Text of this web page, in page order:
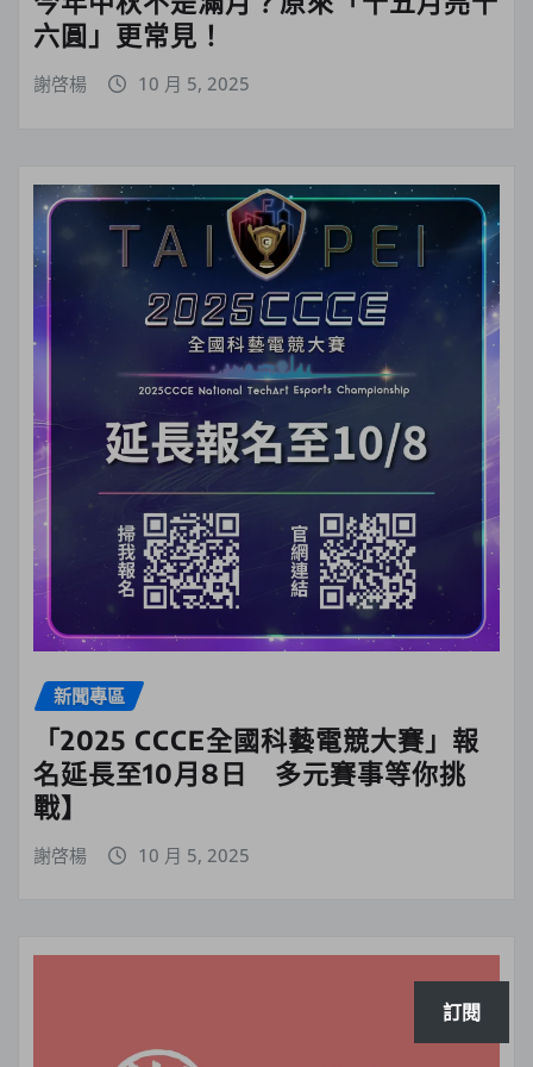
六圓」更常見！
謝啓楊 10 月 5, 2025
新聞專區
「2025 CCCE全國科藝電競大賽」報
名延長至10月8日 多元賽事等你挑
戰】
謝啓楊 10 月 5, 2025
訂閱